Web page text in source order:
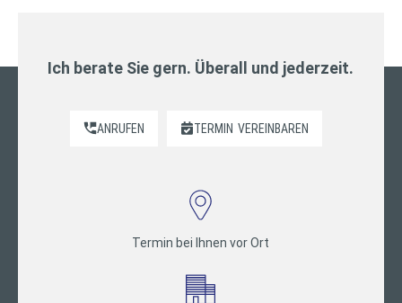
Ich berate Sie gern. Überall und jederzeit.
ANRUFEN TERMIN VEREINBAREN
Termin bei Ihnen vor Ort